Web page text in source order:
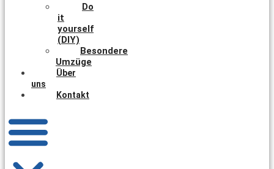
Do
it
yourself
(DIY)
Besondere
Umzüge
Über
uns
Kontakt